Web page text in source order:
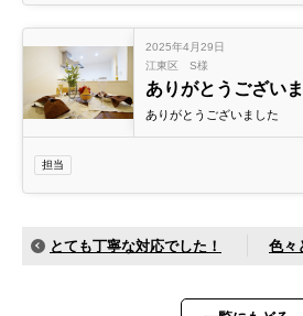
2025年4月29日
江東区 S様
ありがとうござい
ありがとうございました
担当
とても丁寧な対応でした！ 色々